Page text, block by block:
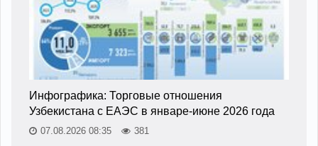
Инфографика: Торговые отношения
Узбекистана с ЕАЭС в январе-июне 2026 года
07.08.2026 08:35 381